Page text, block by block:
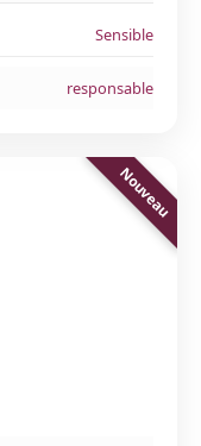
Sensible
responsable